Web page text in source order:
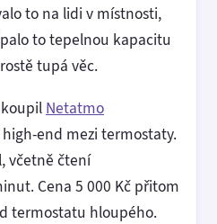
to na lidi v místnosti,
to tepelnou kapacitu
tupá věc.
Netatmo
end mezi termostaty.
včetně čtení
Cena 5 000 Kč přitom
termostatu hloupého.